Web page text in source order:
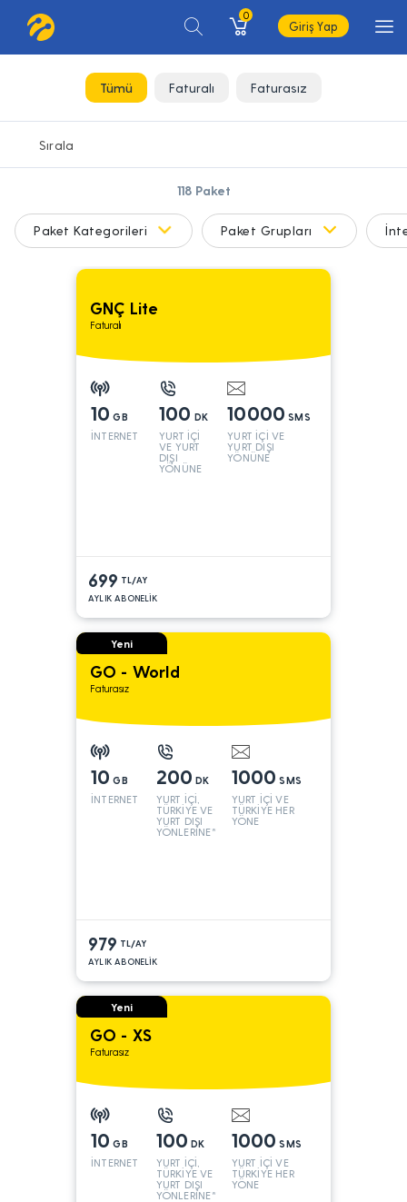
0
Giriş Yap
Tümü Faturalı Faturasız
118Paket
GNÇ Lite
Faturalı
10 GB
İNTERNET
100 DK
YURT İÇİ
VE YURT
DIŞI
YÖNÜNE
10000 SMS
YURT İÇİ VE
YURT DIŞI
YÖNÜNE
699 TL/AY
AYLIK ABONELİK
Yeni
GO - World
Faturasız
10 GB
İNTERNET
200 DK
YURT İÇİ,
TÜRKİYE VE
YURT DIŞI
YÖNLERİNE*
1000 SMS
YURT İÇİ VE
TÜRKİYE HER
YÖNE
979 TL/AY
AYLIK ABONELİK
Yeni
GO - XS
Faturasız
10 GB
İNTERNET
100 DK
YURT İÇİ,
TÜRKİYE VE
YURT DIŞI
YÖNLERİNE*
1000 SMS
YURT İÇİ VE
TÜRKİYE HER
YÖNE
Paket Kategorileri Paket Grupları